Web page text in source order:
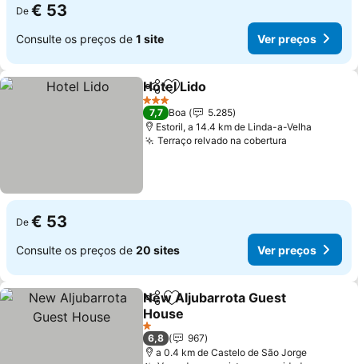
De € 53
Consulte os preços de 1 site Ver preços
PartilharAdicionar aos favoritos
Hotel Lido
3 Estrelas
7,7 Boa
5.285
Estoril, a 14.4 km de Linda-a-Velha
Terraço relvado na cobertura
De € 53
Consulte os preços de 20 sites Ver preços
PartilharAdicionar aos favoritos
New Aljubarrota Guest
House
1 Estrelas
6,8
967
a 0.4 km de Castelo de São Jorge